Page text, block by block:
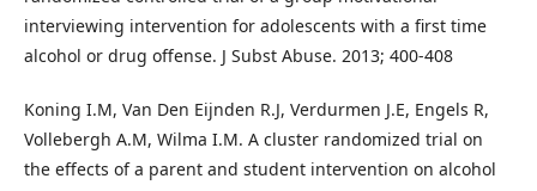
interviewing intervention for adolescents with a first time
alcohol or drug offense. J Subst Abuse. 2013; 400-408
Koning I.M, Van Den Eijnden R.J, Verdurmen J.E, Engels R,
Vollebergh A.M, Wilma I.M. A cluster randomized trial on
the effects of a parent and student intervention on alcohol